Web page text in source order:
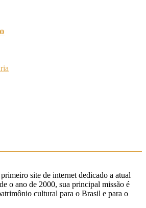
site de internet dedicado a atual
o ano de 2000, sua principal missão é
cultural para o Brasil e para o